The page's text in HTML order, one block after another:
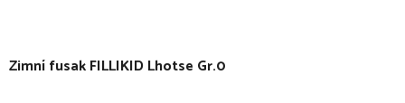
Zimní fusak FILLIKID Lhotse Gr.0